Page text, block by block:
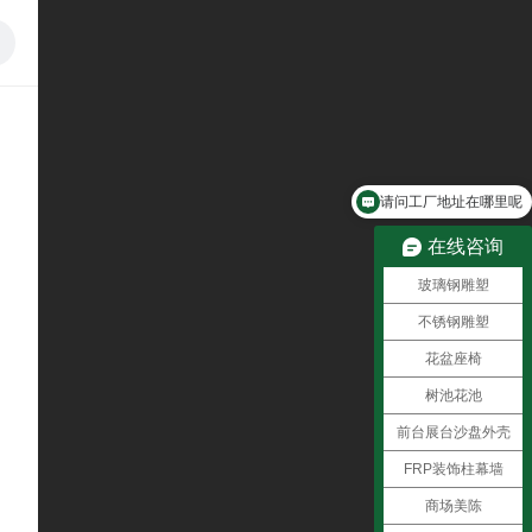
在线咨询
玻璃钢雕塑
不锈钢雕塑
花盆座椅
树池花池
前台展台沙盘外壳
FRP装饰柱幕墙
商场美陈
请问工厂地址在哪里呢